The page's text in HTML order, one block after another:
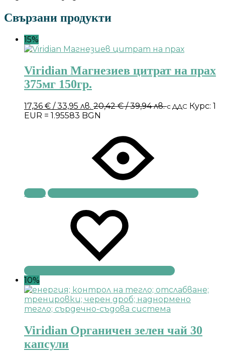
Свързани продукти
15%
Viridian Магнезиев цитрат на прах
375мг 150гр.
17,36 € / 33,95 лв. 20,42€/ 39,94 лв.с ДДС Курс: 1
EUR = 1.95583 BGN
Купи
10%
Viridian Органичен зелен чай 30
капсули